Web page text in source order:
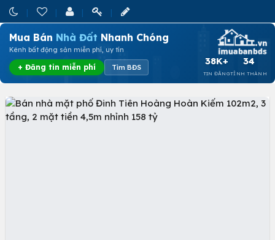
Mua Bán Nhà Đất Nhanh Chóng
Kênh bất động sản miễn phí, uy tín
+ Đăng tin miễn phí Tìm BĐS
38K+
TIN ĐĂNG
34
TỈNH THÀNH